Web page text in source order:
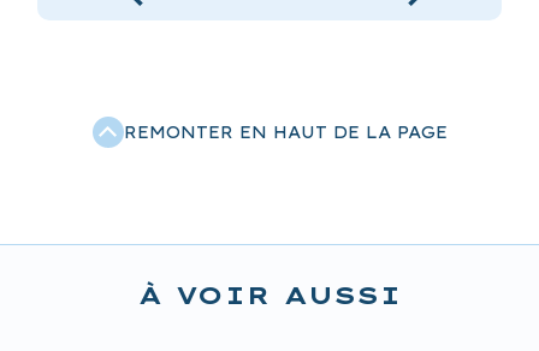
REMONTER EN HAUT DE LA PAGE
À VOIR AUSSI